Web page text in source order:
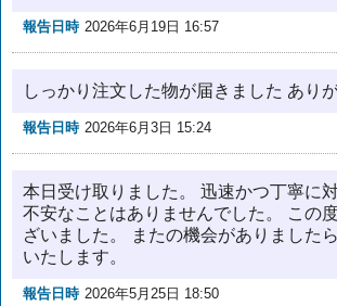
報告日時 2026年6月19日 16:57
しっかり注文した物が届きました あり
報告日時 2026年6月3日 15:24
本日受け取りました。 迅速かつ丁寧に
不安なことはありませんでした。 この
ざいました。 またの機会がありました
いたします。
報告日時 2026年5月25日 18:50